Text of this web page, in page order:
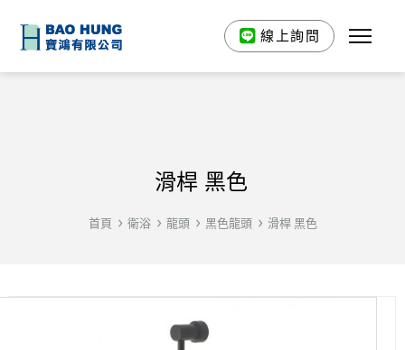
線上詢問
滑桿 黑色
首頁 衛浴 龍頭 黑色龍頭 滑桿 黑色